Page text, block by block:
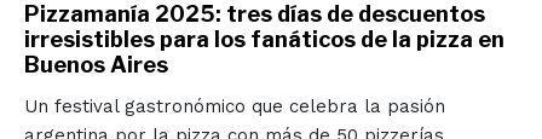
Pizzamanía 2025: tres días de descuentos
irresistibles para los fanáticos de la pizza en
Buenos Aires
Un festival gastronómico que celebra la pasión